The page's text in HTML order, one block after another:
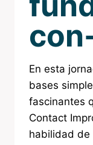
En esta
bases
fascinantes
Contact
habilidad de